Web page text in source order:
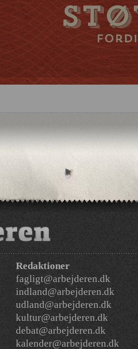
Redaktioner
fagligt@arbejderen.dk
indland@arbejderen.dk
udland@arbejderen.dk
kultur@arbejderen.dk
debat@arbejderen.dk
kalender@arbejderen.dk